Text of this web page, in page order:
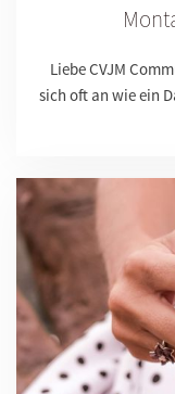
Liebe CVJM
sich oft an wie ein